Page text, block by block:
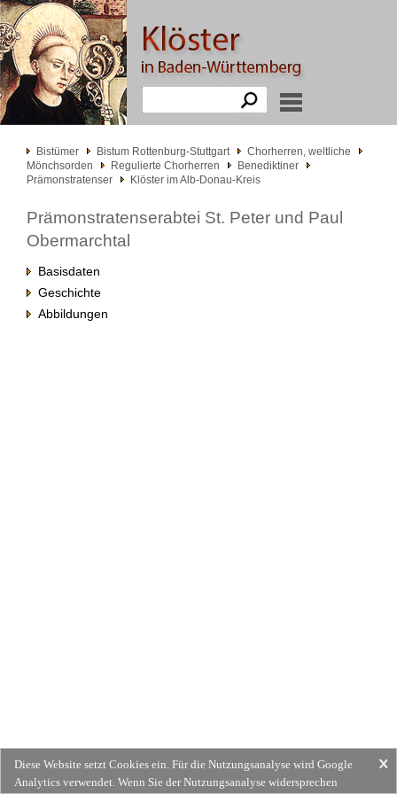
Bistümer Bistum Rottenburg-Stuttgart
Chorherren, weltliche
Mönchsorden
Regulierte Chorherren
Benediktiner
Prämonstratenser
Klöster im Alb-Donau-Kreis
Prämonstratenserabtei St. Peter und Paul
Obermarchtal
Basisdaten
Geschichte
Abbildungen
Diese Website setzt Cookies ein. Für die Nutzungsanalyse wird Google
Analytics verwendet. Wenn Sie der Nutzungsanalyse widersprechen